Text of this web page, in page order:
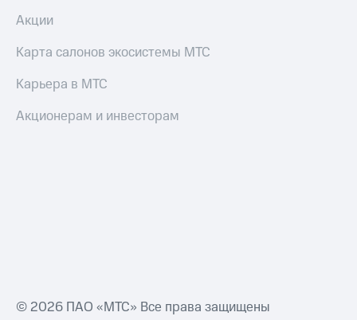
Акции
Карта салонов экосистемы МТС
Карьера в МТС
Акционерам и инвесторам
© 2026 ПАО «МТС» Все права защищены